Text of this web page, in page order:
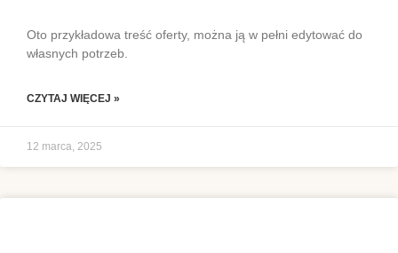
Oto przykładowa treść oferty, można ją w pełni edytować do
własnych potrzeb.
CZYTAJ WIĘCEJ »
12 marca, 2025